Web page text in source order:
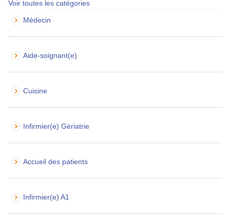
Voir toutes les catégories
Médecin
Aide-soignant(e)
Cuisine
Infirmier(e) Gériatrie
Accueil des patients
Infirmier(e) A1